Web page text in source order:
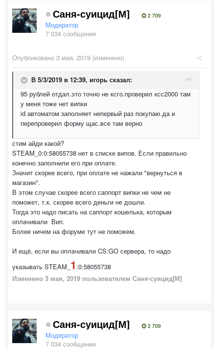
Саня-суицид[М] 2 709
Модератор
7 034 сообщения
Опубликовано 3 мая, 2019 (изменено)
В 5/3/2019 в 12:39, игорь сказал:
95 рублей отдал.это точно не ксго.проверил ксс2000 там
у меня тоже нет випки
id автоматом заполняет непервый раз покупаю.да и
перепроверил форму щас.все там верно
стим айди какой?
STEAM_0:0:58055738 нет в списке випов. Если правильно
конечно заполнили его при оплате.
Значит скорее всего, при оплате не нажали "вернуться в
магазин".
В этом случае скорее всего саппорт випки не чем не
поможет, т.к. скорее всего деньги не дошли.
Тогда это надо писать на саппорт кошелька, которым
оплачивали Вип.
Более ничем на форуме тут не поможем.
И ещё, если вы оплачивали CS:GO сервера, то надо
указывать STEAM_ 1 :0:58055738
Изменено 3 мая, 2019 пользователем Саня-суицид[М]
Саня-суицид[М] 2 709
Модератор
7 034 сообщения